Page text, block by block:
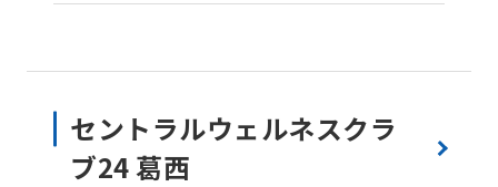
セントラルウェルネスクラ
ブ24 葛西